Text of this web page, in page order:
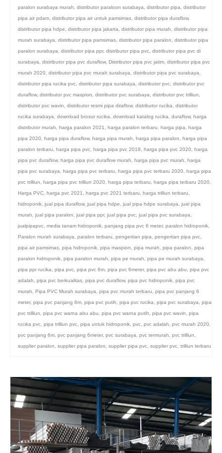
paralon surabaya murah
distributor paraloon surabaya distributor pipa
distributor
pipa air pdam distributor pipa air untuk pamsimas distributor pipa duraflow,
distributor pipa hdpe
distributor pipa jakarta distributor pipa murah
distributor pipa
murah surabaya
distributor pipa pamsimas distributor pipa paralon
distributor pipa
paralon surabaya
distributor pipa ppr, distributor pipa pvc distributor pipa pvc di
surabaya
distributor pipa pvc duraflow, Distributor pipa pvc jatim distributor pipa pvc
murah 2020
distributor pipa pvc murah surabaya distributor pipa pvc surabaya
distributor pipa rucika pvc distributor pipa surabaya distributor pvc distributor pvc
duraflow, distributor pvc maspion distributor pvc surabaya distributor pvc trilliun
distributor pvc wavin
distributor resmi pipa diraflow, distributor rucika
distributor
rucika surabaya
download brosur rucika download katalog rucika duraflow, harga
distributor murah
harga paralon 2021 harga paralon terbaru harga pipa
harga
pipa 2020
harga pipa duraflow, harga pipa murah harga pipa paralon
harga pipa
paralon terbaru
harga pipa pvc harga pipa pvc 2018 harga pipa pvc 2020
harga
pipa pvc duraflow, harga pipa pvc duraflow murah harga pipa pvc murah
harga
pipa pvc surabaya
harga pipa pvc terbaru harga pipa pvc terbaru 2020
harga pipa
pvc trilliun
harga pipa pvc trilliun 2020 harga pipa terbaru harga pipa terbaru 2020
Harga PVC harga pvc 2021 harga pvc 2021 terbaru harga trilliun terbaru
hidroponik jual pipa duraflow, jual pipa hdpe jual pipa hdpe surabaya
jual pipa
murah
jual pipa paralon jual pipa ppr, jual pipa pvc jual pipa pvc surabaya
jualpipapvc media tanam hidroponik panjang pipa pvc 6 meter, paralon hidroponik
Paralon murah surabaya
paralon terbaru pengertian pipa pengertian pipa pvc
pipa air pamsimas pipa hidroponik pipa maspion pipa murah pipa paralon
pipa
paralon hidroponik pipa paralon murah pipa pe murah pipa pe murah surabaya
pipa ppr rucika
pipa pvc pipa pvc 6m pipa pvc 6meter, pipa pvc abu abu
pipa pvc
adalah
pipa pvc berkualitas pipa pvc duraflow, pipa pvc hidroponik pipa pvc
murah
Pipa PVC Murah surabaya pipa pvc murah terbaru
pipa pvc panjang 6
meter, pipa pvc panjang 6m pipa pvc putih pipa pvc rucika pipa pvc surabaya
pipa
pvc trilliun
pipa pvc warna abu abu pipa pvc warna putih pipa pvc wavin
pipa
rucika pvc pipa trilliun pvc pipa untuk hidroponik pvc pvc adalah pvc murah 2020
pvc panjang 6m pvc panjang 6meter, pvc surabaya pvc termurah pvc trilliun
supplier paralon
supplier pipa paralon supplier pipa pvc supplier pvc trilliun terbaru